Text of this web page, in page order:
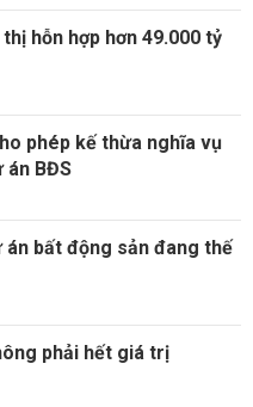
hỗn hợp hơn 49.000 tỷ
phép kế thừa nghĩa vụ
án BĐS
bất động sản đang thế
phải hết giá trị